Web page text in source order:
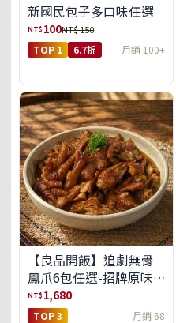
新國民包子多口味任選
NT$ 100NT$ 150
TOP 1 6.7折 月銷 100+
【良品開飯】追劇無骨
鳳爪6包任選-招牌原味/
濃濃蒜香/過癮麻辣(免運
組)
NT$ 1,680
TOP 3 月銷 68